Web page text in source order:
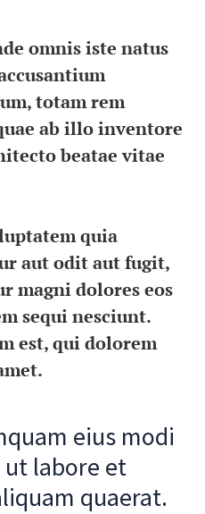
omnis iste natus
totam rem
ab illo inventore
beatae vitae
quia
aut odit aut fugit,
magni dolores eos
sequi nesciunt.
est, qui dolorem
eius modi
labore et
quaerat.